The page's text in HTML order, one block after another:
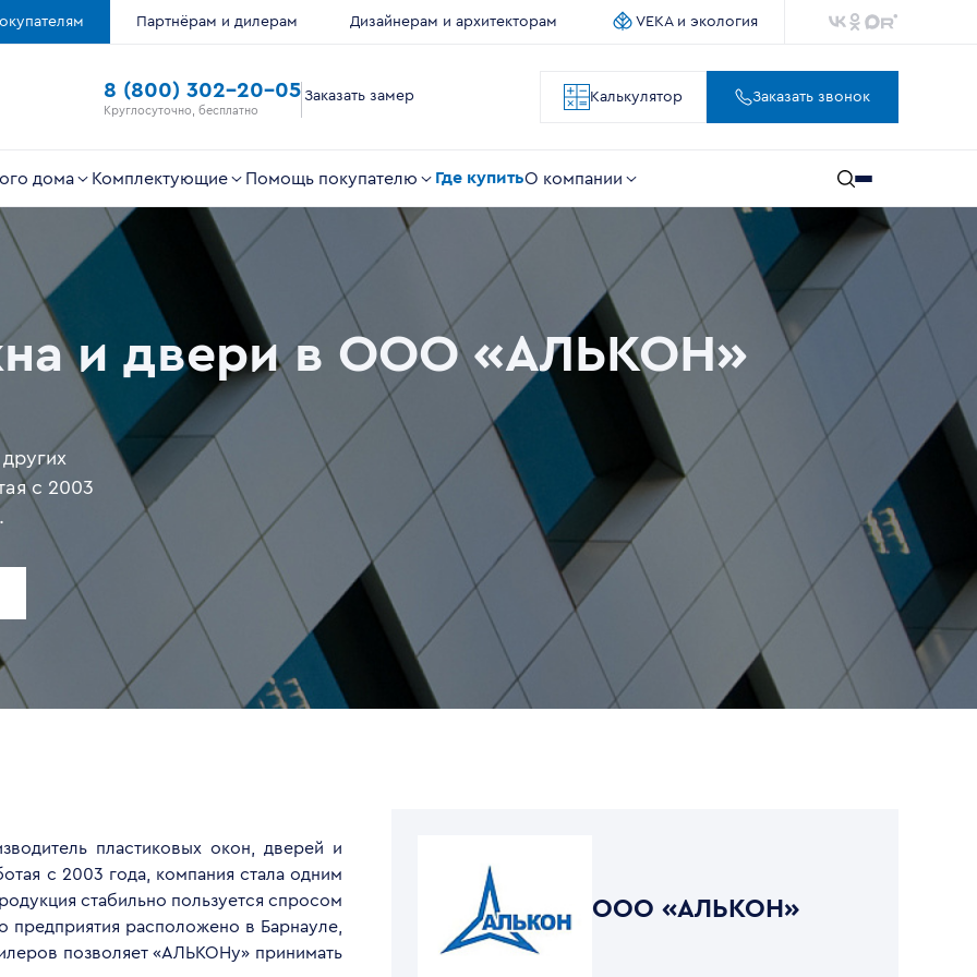
Партнёрам и дилерам Дизайнерам и архитекторам VEKA и экология
8 (800) 302-20-05
Круглосуточно, бесплатно
Заказать замер Калькулятор Заказать звонок
дома Комплектующие Помощь покупателю Где купитьО компании
и двери в ООО «АЛЬКОН»
с 2003
областей.
а
дилеров
заказы
госпиталь
«Зеркало»,
пластиковых окон, дверей и
с 2003 года, компания стала одним
стабильно пользуется спросом
предприятия расположено в Барнауле,
позволяет «АЛЬКОНу» принимать
ООО «АЛЬКОН»